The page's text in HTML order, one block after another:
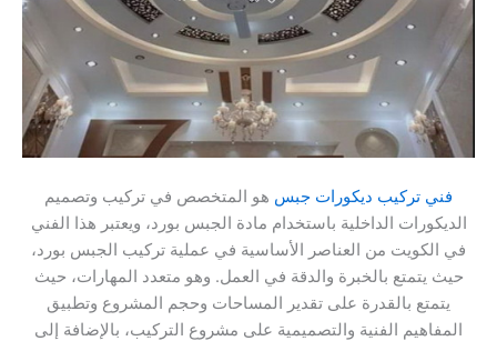
فني تركيب ديكورات جبس هو المتخصص في تركيب وتصميم
الديكورات الداخلية باستخدام مادة الجبس بورد، ويعتبر هذا الفني
في الكويت من العناصر الأساسية في عملية تركيب الجبس بورد،
حيث يتمتع بالخبرة والدقة في العمل. وهو متعدد المهارات، حيث
يتمتع بالقدرة على تقدير المساحات وحجم المشروع وتطبيق
المفاهيم الفنية والتصميمية على مشروع التركيب، بالإضافة إلى